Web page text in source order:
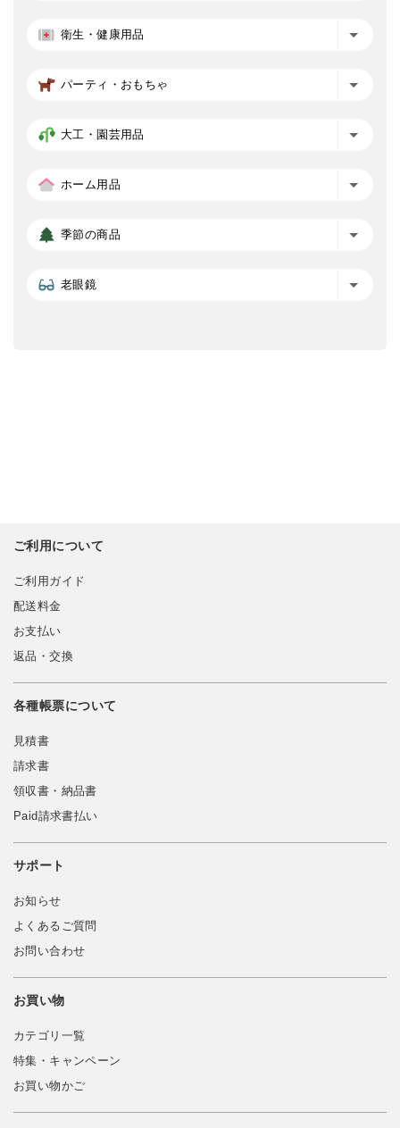
衛生・健康用品
パーティ・おもちゃ
大工・園芸用品
ホーム用品
季節の商品
老眼鏡
ご利用について
ご利用ガイド
配送料金
お支払い
返品・交換
各種帳票について
見積書
請求書
領収書・納品書
Paid請求書払い
サポート
お知らせ
よくあるご質問
お問い合わせ
お買い物
カテゴリ一覧
特集・キャンペーン
お買い物かご